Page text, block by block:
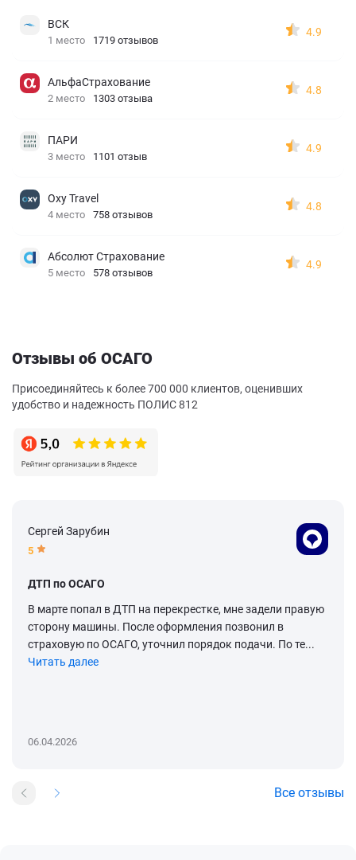
ВСК
1 место 1719 отзывов
4.9
АльфаСтрахование
2 место 1303 отзыва
4.8
ПАРИ
3 место 1101 отзыв
4.9
Oxy Travel
4 место 758 отзывов
4.8
Абсолют Страхование
5 место 578 отзывов
4.9
Отзывы об ОСАГО
Присоединяйтесь к более 700 000 клиентов, оценивших
удобство и надежность ПОЛИС 812
Сергей Зарубин
5
ДТП по ОСАГО
В марте попал в ДТП на перекрестке, мне задели правую
сторону машины. После оформления позвонил в
страховую по ОСАГО, уточнил порядок подачи. По те...
Читать далее
06.04.2026
Все отзывы